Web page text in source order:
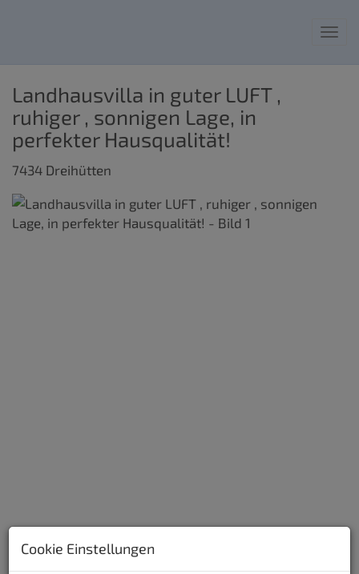
Landhausvilla in guter LUFT ,
ruhiger , sonnigen Lage, in
perfekter Hausqualität!
7434 Dreihütten
Cookie Einstellungen